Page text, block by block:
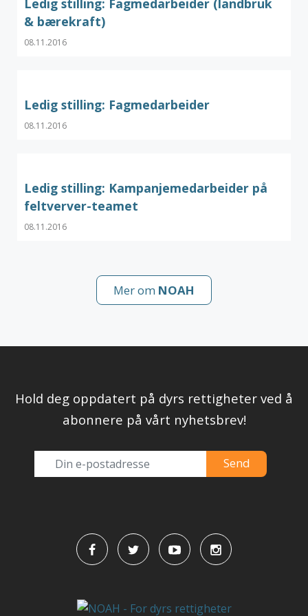
Ledig stilling: Fagmedarbeider (landbruk
& bærekraft)
08.11.2016
Ledig stilling: Fagmedarbeider
08.11.2016
Ledig stilling: Kampanjemedarbeider på
feltverver-teamet
08.11.2016
Mer om NOAH
Hold deg oppdatert på dyrs rettigheter ved å
abonnere på vårt nyhetsbrev!